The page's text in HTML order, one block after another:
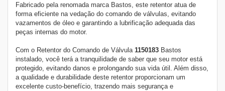
Fabricado pela renomada marca Bastos, este retentor atua de
forma eficiente na vedação do comando de válvulas, evitando
vazamentos de óleo e garantindo a lubrificação adequada das
peças internas do motor.
Com o Retentor do Comando de Válvula 1150183 Bastos
instalado, você terá a tranquilidade de saber que seu motor est
protegido, evitando danos e prolongando sua vida útil. Além disso,
a qualidade e durabilidade deste retentor proporcionam um
excelente custo-benefício, trazendo mais segurança e